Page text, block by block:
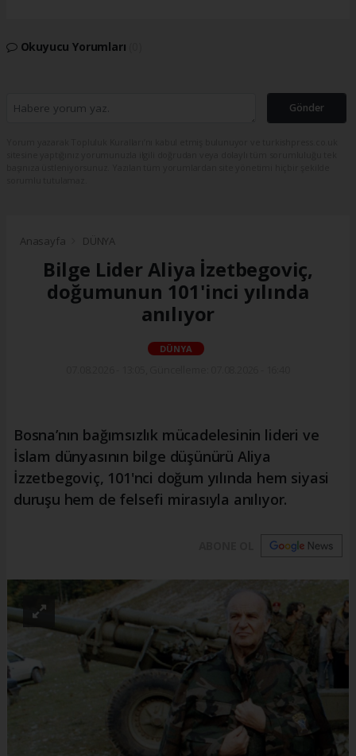
Okuyucu Yorumları
Gönder
Anasayfa DÜNYA
Bilge Lider Aliya İzetbegoviç,
doğumunun 101'inci yılında
anılıyor
DÜNYA
Bosna’nın bağımsızlık mücadelesinin lideri ve
İslam dünyasının bilge düşünürü Aliya
İzzetbegoviç, 101'nci doğum yılında hem siyasi
duruşu hem de felsefi mirasıyla anılıyor.